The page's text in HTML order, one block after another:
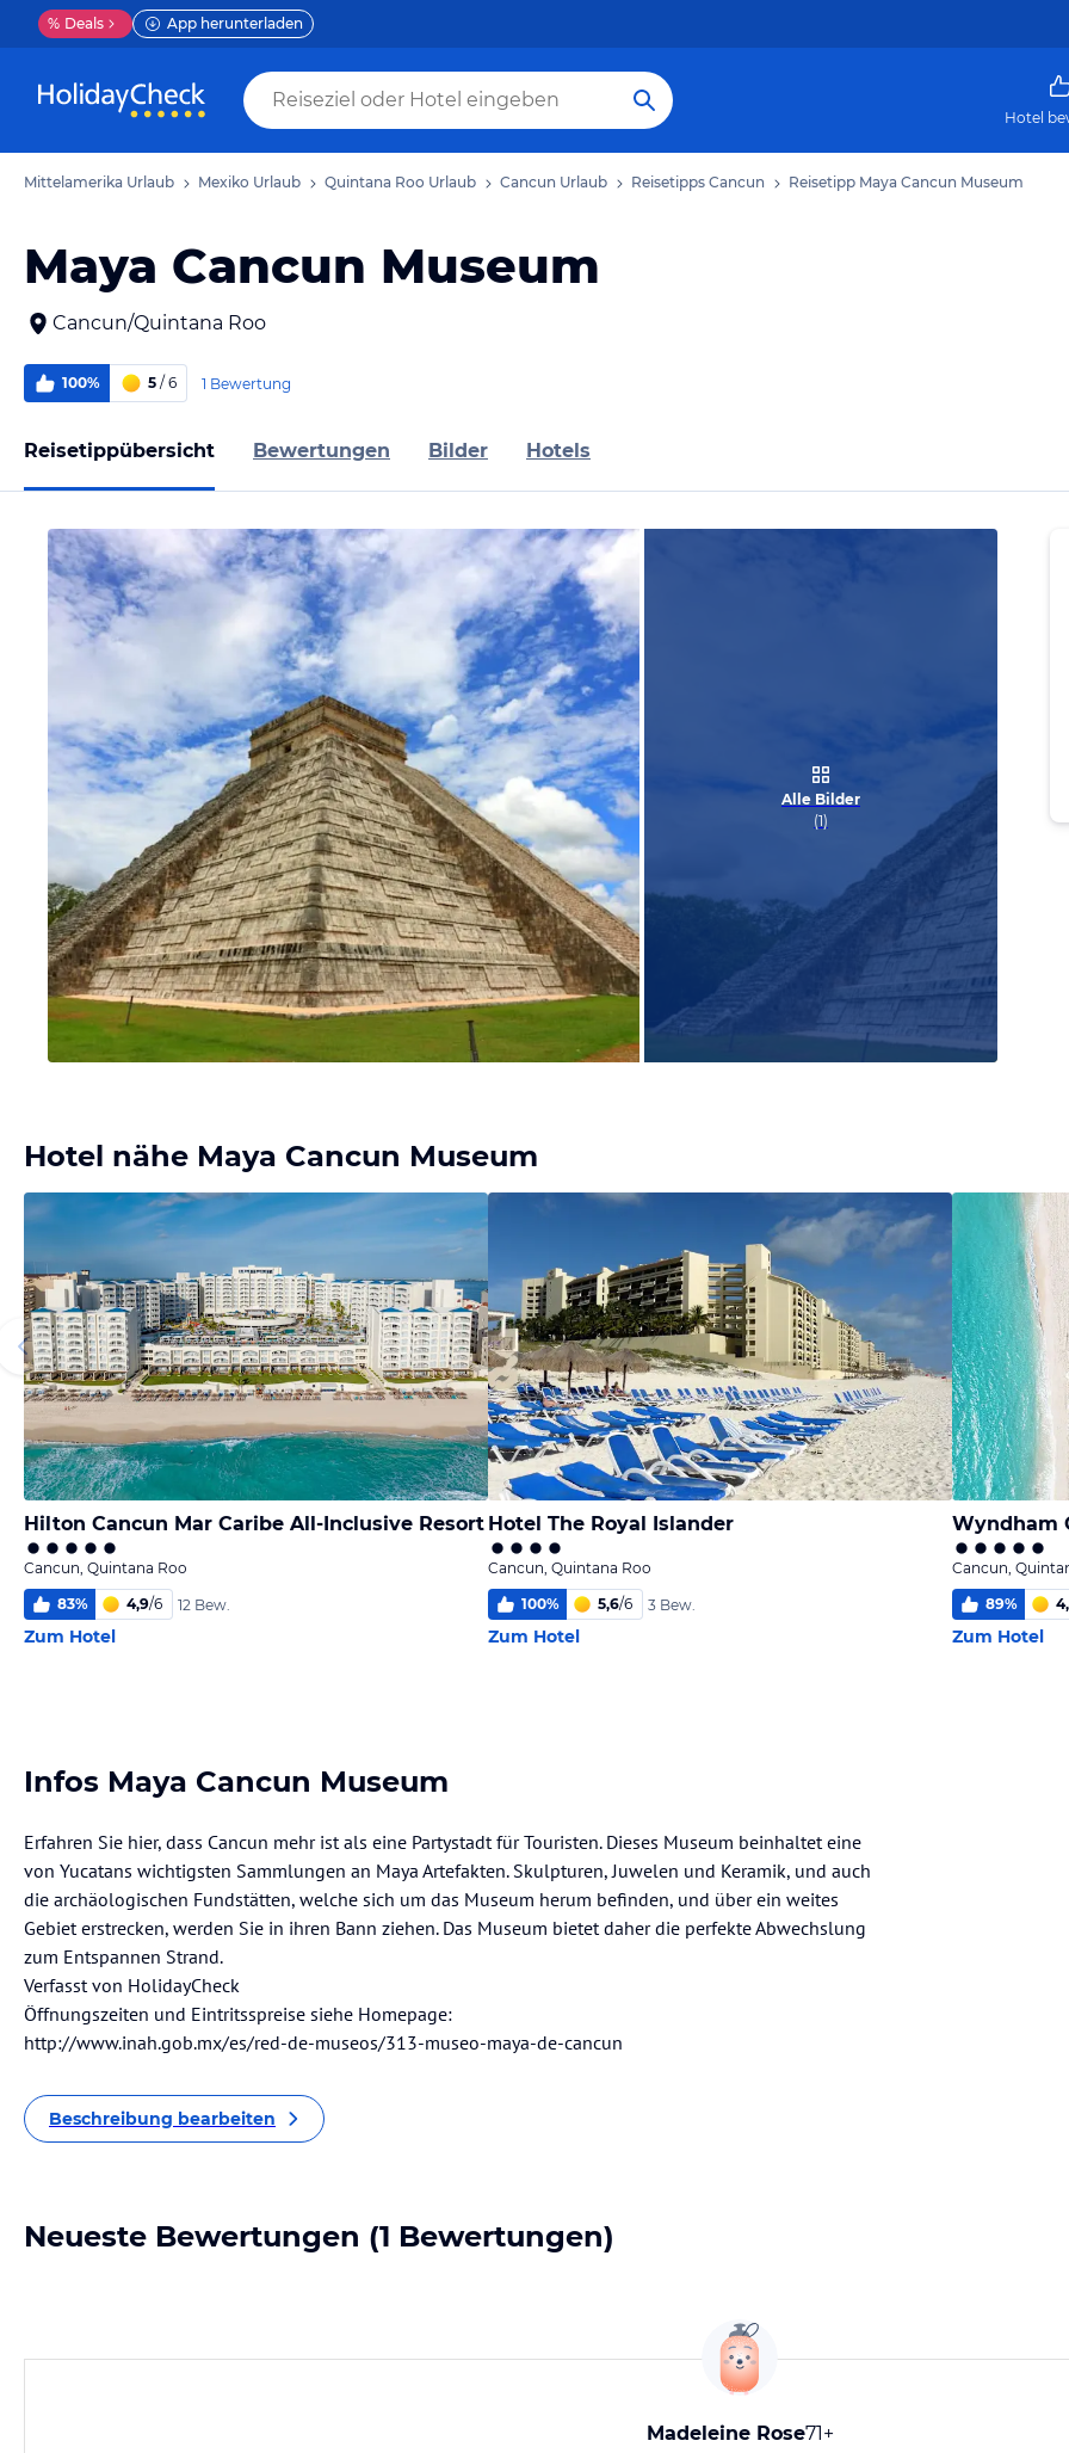
% Deals App herunterladen
Hotel
Mittelamerika Urlaub Mexiko Urlaub Quintana Roo Urlaub Cancun Urlaub Reisetipps Cancun Reisetipp Maya Cancun Museum
Maya Cancun Museum
Cancun/Quintana Roo
100% 5 / 6 1 Bewertung
Reisetippübersicht Bewertungen Bilder Hotels
Alle Bilder
(1)
Hotel nähe Maya Cancun Museum
Hilton Cancun Mar Caribe All-Inclusive Resort
Cancun, Quintana Roo
83% 4,9/6 12 Bew.
Zum Hotel
Hotel The Royal Islander
Cancun, Quintana Roo
100% 5,6/6 3 Bew.
Zum Hotel
Cancun,
89%
Zum Hotel
Infos Maya Cancun Museum
Erfahren Sie hier, dass Cancun mehr ist als eine Partystadt für Touristen. Dieses Museum beinhaltet eine
von Yucatans wichtigsten Sammlungen an Maya Artefakten. Skulpturen, Juwelen und Keramik, und auch
die archäologischen Fundstätten, welche sich um das Museum herum befinden, und über ein weites
Gebiet erstrecken, werden Sie in ihren Bann ziehen. Das Museum bietet daher die perfekte Abwechslung
zum Entspannen Strand.
Verfasst von HolidayCheck
Öffnungszeiten und Eintritsspreise siehe Homepage:
http://www.inah.gob.mx/es/red-de-museos/313-museo-maya-de-cancun
Beschreibung bearbeiten
Neueste Bewertungen (1 Bewertungen)
Madeleine Rose71+